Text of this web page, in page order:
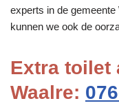
experts in de gemeente
kunnen we ook de
Extra toilet
Waalre: